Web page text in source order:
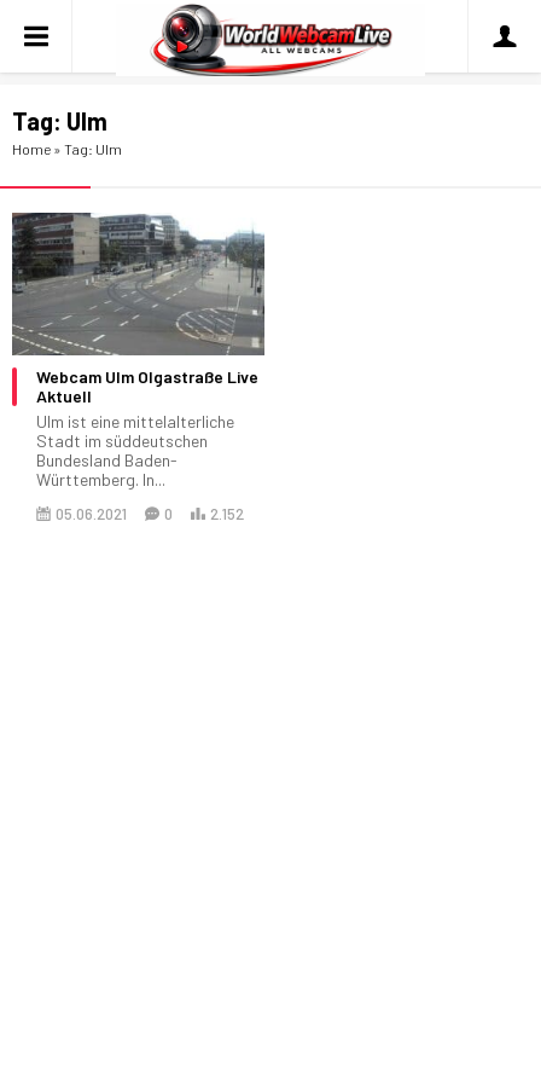
Tag: Ulm
Home » Tag: Ulm
Webcam Ulm Olgastraße Live
Aktuell
Ulm ist eine mittelalterliche
Stadt im süddeutschen
Bundesland Baden-
Württemberg. In...
05.06.2021 0 2.152